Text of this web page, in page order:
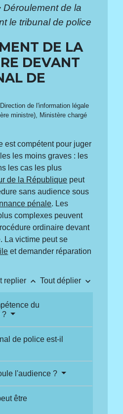
Déroulement de la
le tribunal de police
DE LA
DEVANT
DE
de l'information légale
ministre), Ministère chargé
est compétent pour juger
les moins graves : les
les cas les plus
de la République peut
sans audience sous
pénale. Les
complexes peuvent
ordinaire devant
La victime peut se
et demander réparation
replier keyboard_arrow_up Tout déplier keyboard_arrow_down
du
?
de police est-il
l'audience ?
être